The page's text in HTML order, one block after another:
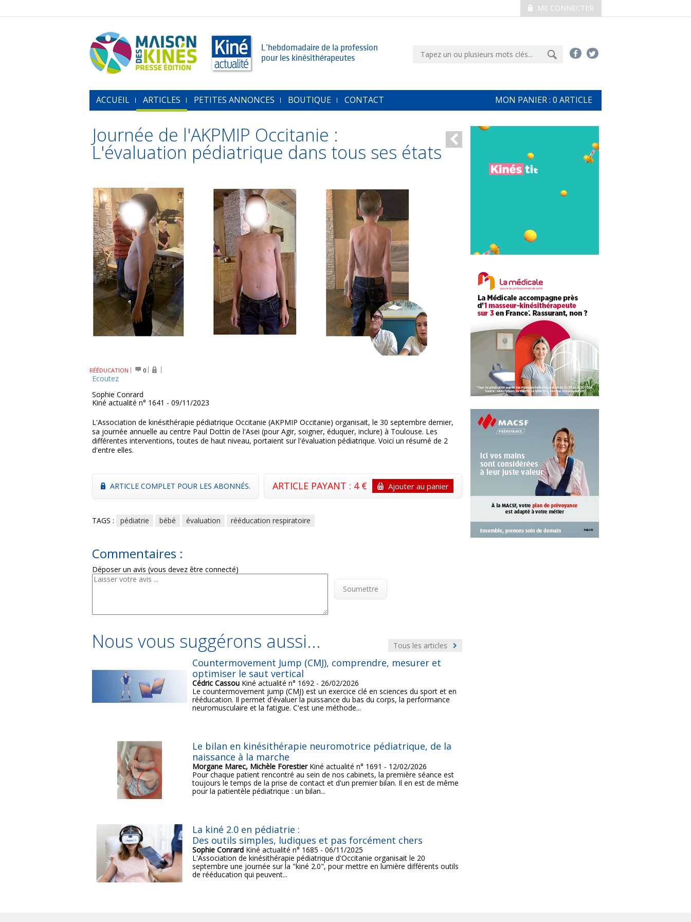
ME CONNECTER
L’hebdomadaire de la profession
pour les kinésithérapeutes
ACCUEIL ARTICLES PETITES ANNONCES BOUTIQUE CONTACT MON PANIER : 0 ARTICLE
Journée de l'AKPMIP Occitanie :
L'évaluation pédiatrique dans tous ses états
RÉÉDUCATION 0
Ecoutez
Sophie Conrard
Kiné actualité n° 1641 - 09/11/2023
L'Association de kinésithérapie pédiatrique Occitanie (AKPMIP Occitanie) organisait, le 30 septembre dernier,
sa journée annuelle au centre Paul Dottin de l'Asei (pour Agir, soigner, éduquer, inclure) à Toulouse. Les
différentes interventions, toutes de haut niveau, portaient sur l'évaluation pédiatrique. Voici un résumé de 2
d'entre elles.
ARTICLE COMPLET POUR LES ABONNÉS. ARTICLE PAYANT : 4 € Ajouter au panier
TAGS : pédiatrie bébé évaluation rééducation respiratoire
Commentaires :
Déposer un avis (vous devez être connecté)
Soumettre
Tous les articles
Nous vous suggérons aussi...
Countermovement Jump (CMJ), comprendre, mesurer et
optimiser le saut vertical
Cédric CassouKiné actualité n° 1692 - 26/02/2026
Le countermovement jump (CMJ) est un exercice clé en sciences du sport et en
rééducation. Il permet d'évaluer la puissance du bas du corps, la performance
neuromusculaire et la fatigue. C'est une méthode...
Le bilan en kinésithérapie neuromotrice pédiatrique, de la
naissance à la marche
Morgane Marec, Michèle ForestierKiné actualité n° 1691 - 12/02/2026
Pour chaque patient rencontré au sein de nos cabinets, la première séance est
toujours le temps de la prise de contact et d'un premier bilan. Il en est de même
pour la patientèle pédiatrique : un bilan...
La kiné 2.0 en pédiatrie :
Des outils simples, ludiques et pas forcément chers
Sophie ConrardKiné actualité n° 1685 - 06/11/2025
L'Association de kinésithérapie pédiatrique d'Occitanie organisait le 20
septembre une journée sur la "kiné 2.0", pour mettre en lumière différents outils
de rééducation qui peuvent...